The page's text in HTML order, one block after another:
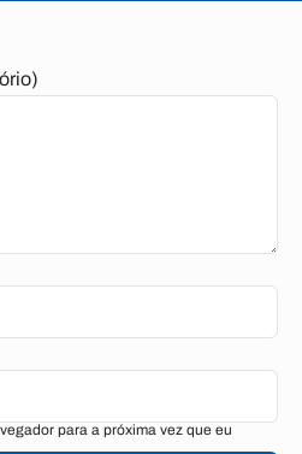
para a próxima vez que eu